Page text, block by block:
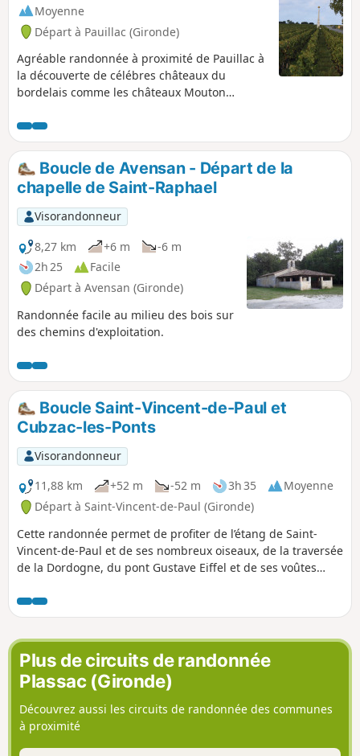
Moyenne
Départ à Pauillac (Gironde)
Agréable randonnée à proximité de Pauillac à
la découverte de célébres châteaux du
bordelais comme les châteaux Mouton
Canet. Le parcours très nature longe de belles
parcelles de vignes, des bois dont certains
sont pâturés par des bovins et offre de belles
surprises architecturales.
Boucle de Avensan - Départ de la
chapelle de Saint-Raphael
Visorandonneur
8,27 km
+6 m
-6 m
2h 25
Facile
Départ à Avensan (Gironde)
Randonnée facile au milieu des bois sur
des chemins d'exploitation.
Boucle Saint-Vincent-de-Paul et
Cubzac-les-Ponts
Visorandonneur
11,88 km
+52 m -52 m 3h 35
Moyenne
Départ à Saint-Vincent-de-Paul (Gironde)
Cette randonnée permet de profiter de l’étang de Saint-
Vincent-de-Paul et de ses nombreux oiseaux, de la traversée
de la Dordogne, du pont Gustave Eiffel et de ses voûtes
de Cubzac-les-Ponts.
Plus de circuits de randonnée
Plassac (Gironde)
Découvrez aussi les circuits de randonnée des communes
à proximité